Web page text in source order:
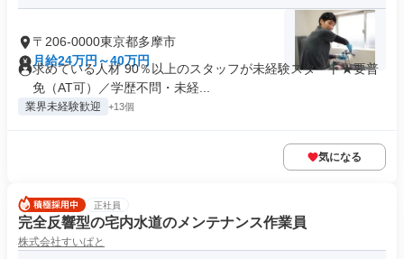
〒206-0000東京都多摩市
月給24万円～40万円
求めている人材 90％以上のスタッフが未経験スタート★要普
免（AT可）／学歴不問・未経...
業界未経験歓迎 +13個
気になる
正社員
完全反響型の宅内水道のメンテナンス作業員
株式会社すいぱと